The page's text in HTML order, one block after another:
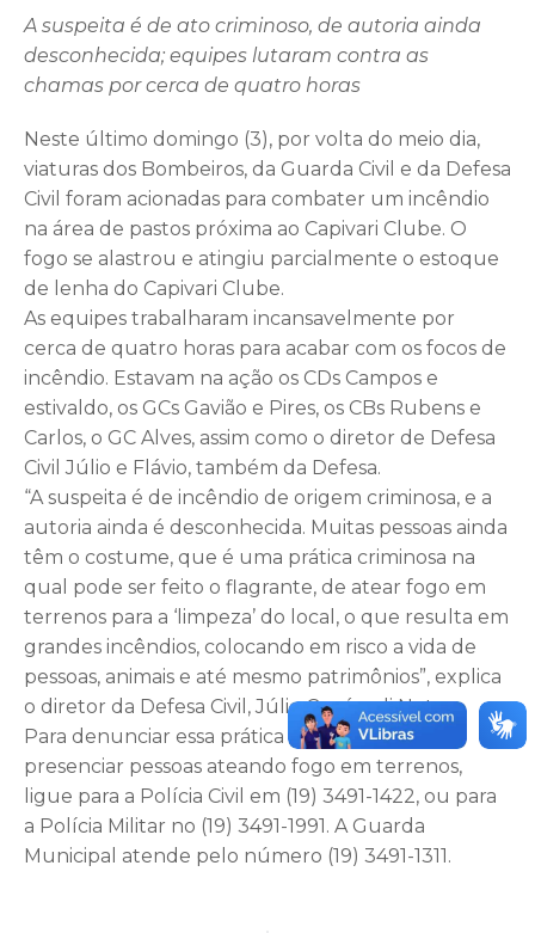
A suspeita é de ato criminoso, de autoria ainda
desconhecida; equipes lutaram contra as
chamas por cerca de quatro horas
Neste último domingo (3), por volta do meio dia,
viaturas dos Bombeiros, da Guarda Civil e da Defesa
Civil foram acionadas para combater um incêndio
na área de pastos próxima ao Capivari Clube. O
fogo se alastrou e atingiu parcialmente o estoque
de lenha do Capivari Clube.
As equipes trabalharam incansavelmente por
cerca de quatro horas para acabar com os focos de
incêndio. Estavam na ação os CDs Campos e
estivaldo, os GCs Gavião e Pires, os CBs Rubens e
Carlos, o GC Alves, assim como o diretor de Defesa
Civil Júlio e Flávio, também da Defesa.
“A suspeita é de incêndio de origem criminosa, e a
autoria ainda é desconhecida. Muitas pessoas ainda
têm o costume, que é uma prática criminosa na
qual pode ser feito o flagrante, de atear fogo em
terrenos para a ‘limpeza’ do local, o que resulta em
grandes incêndios, colocando em risco a vida de
pessoas, animais e até mesmo patrimônios”, explica
o diretor da Defesa Civil, Júlio Capóssoli Neto.
Para denunciar essa prática criminosa, ao
presenciar pessoas ateando fogo em terrenos,
ligue para a Polícia Civil em (19) 3491-1422, ou para
a Polícia Militar no (19) 3491-1991. A Guarda
Municipal atende pelo número (19) 3491-1311.